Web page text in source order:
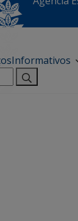
Informativos